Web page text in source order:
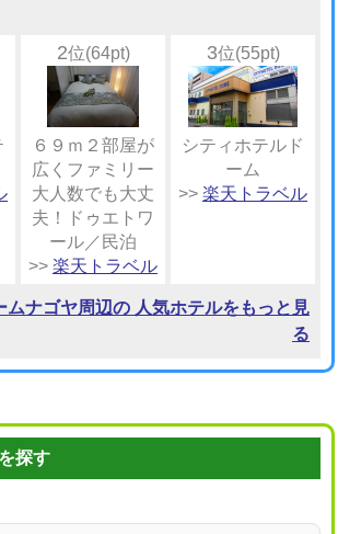
2位(64pt)
６９ｍ２部屋が
広くファミリー
大人数でも大丈
夫！ドゥエトワ
ール／民泊
>> 楽天トラベル
3位(55pt)
シティホテルド
ーム
>> 楽天トラベル
ムナゴヤ周辺の 人気ホテルをもっと見
る
探す